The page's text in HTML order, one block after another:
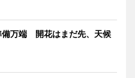
備万端 開花はまだ先、天候